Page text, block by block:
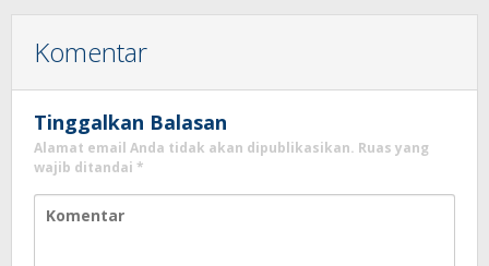
Komentar
Tinggalkan Balasan
Alamat email Anda tidak akan dipublikasikan. Ruas yang
wajib ditandai *